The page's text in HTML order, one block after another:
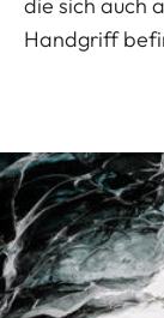
die sich auch
Handgriff